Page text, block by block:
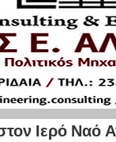
Ιερό Ναό